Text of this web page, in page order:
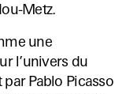
Metz.
une
l’univers du
Pablo Picasso